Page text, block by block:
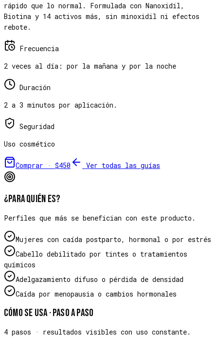
rápido que lo normal. Formulada con Nanoxidil,
Biotina y 14 activos más, sin minoxidil ni efectos
rebote.
Frecuencia
2 veces al día: por la mañana y por la noche
Duración
2 a 3 minutos por aplicación.
Seguridad
Uso cosmético
Comprar · $450 Ver todas las guías
¿Para quién es?
Perfiles que más se benefician con este producto.
Mujeres con caída postparto, hormonal o por estrés
Cabello debilitado por tintes o tratamientos
químicos
Adelgazamiento difuso o pérdida de densidad
Caída por menopausia o cambios hormonales
Cómo se usa · paso a paso
4 pasos · resultados visibles con uso constante.